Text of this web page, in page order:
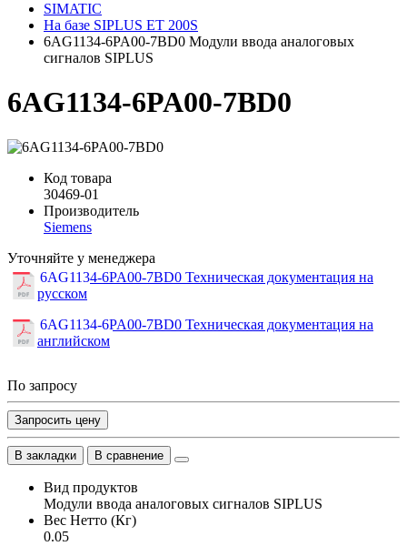
SIMATIC
На базе SIPLUS ET 200S
6AG1134-6PA00-7BD0 Модули ввода аналоговых
сигналов SIPLUS
6AG1134-6PA00-7BD0
Код товара
30469-01
Производитель
Siemens
Уточняйте у менеджера
6AG1134-6PA00-7BD0 Техническая документация на
русском
6AG1134-6PA00-7BD0 Техническая документация на
английском
По запросу
Запросить цену
В закладки В сравнение
Вид продуктов
Модули ввода аналоговых сигналов SIPLUS
Вес Нетто (Кг)
0.05